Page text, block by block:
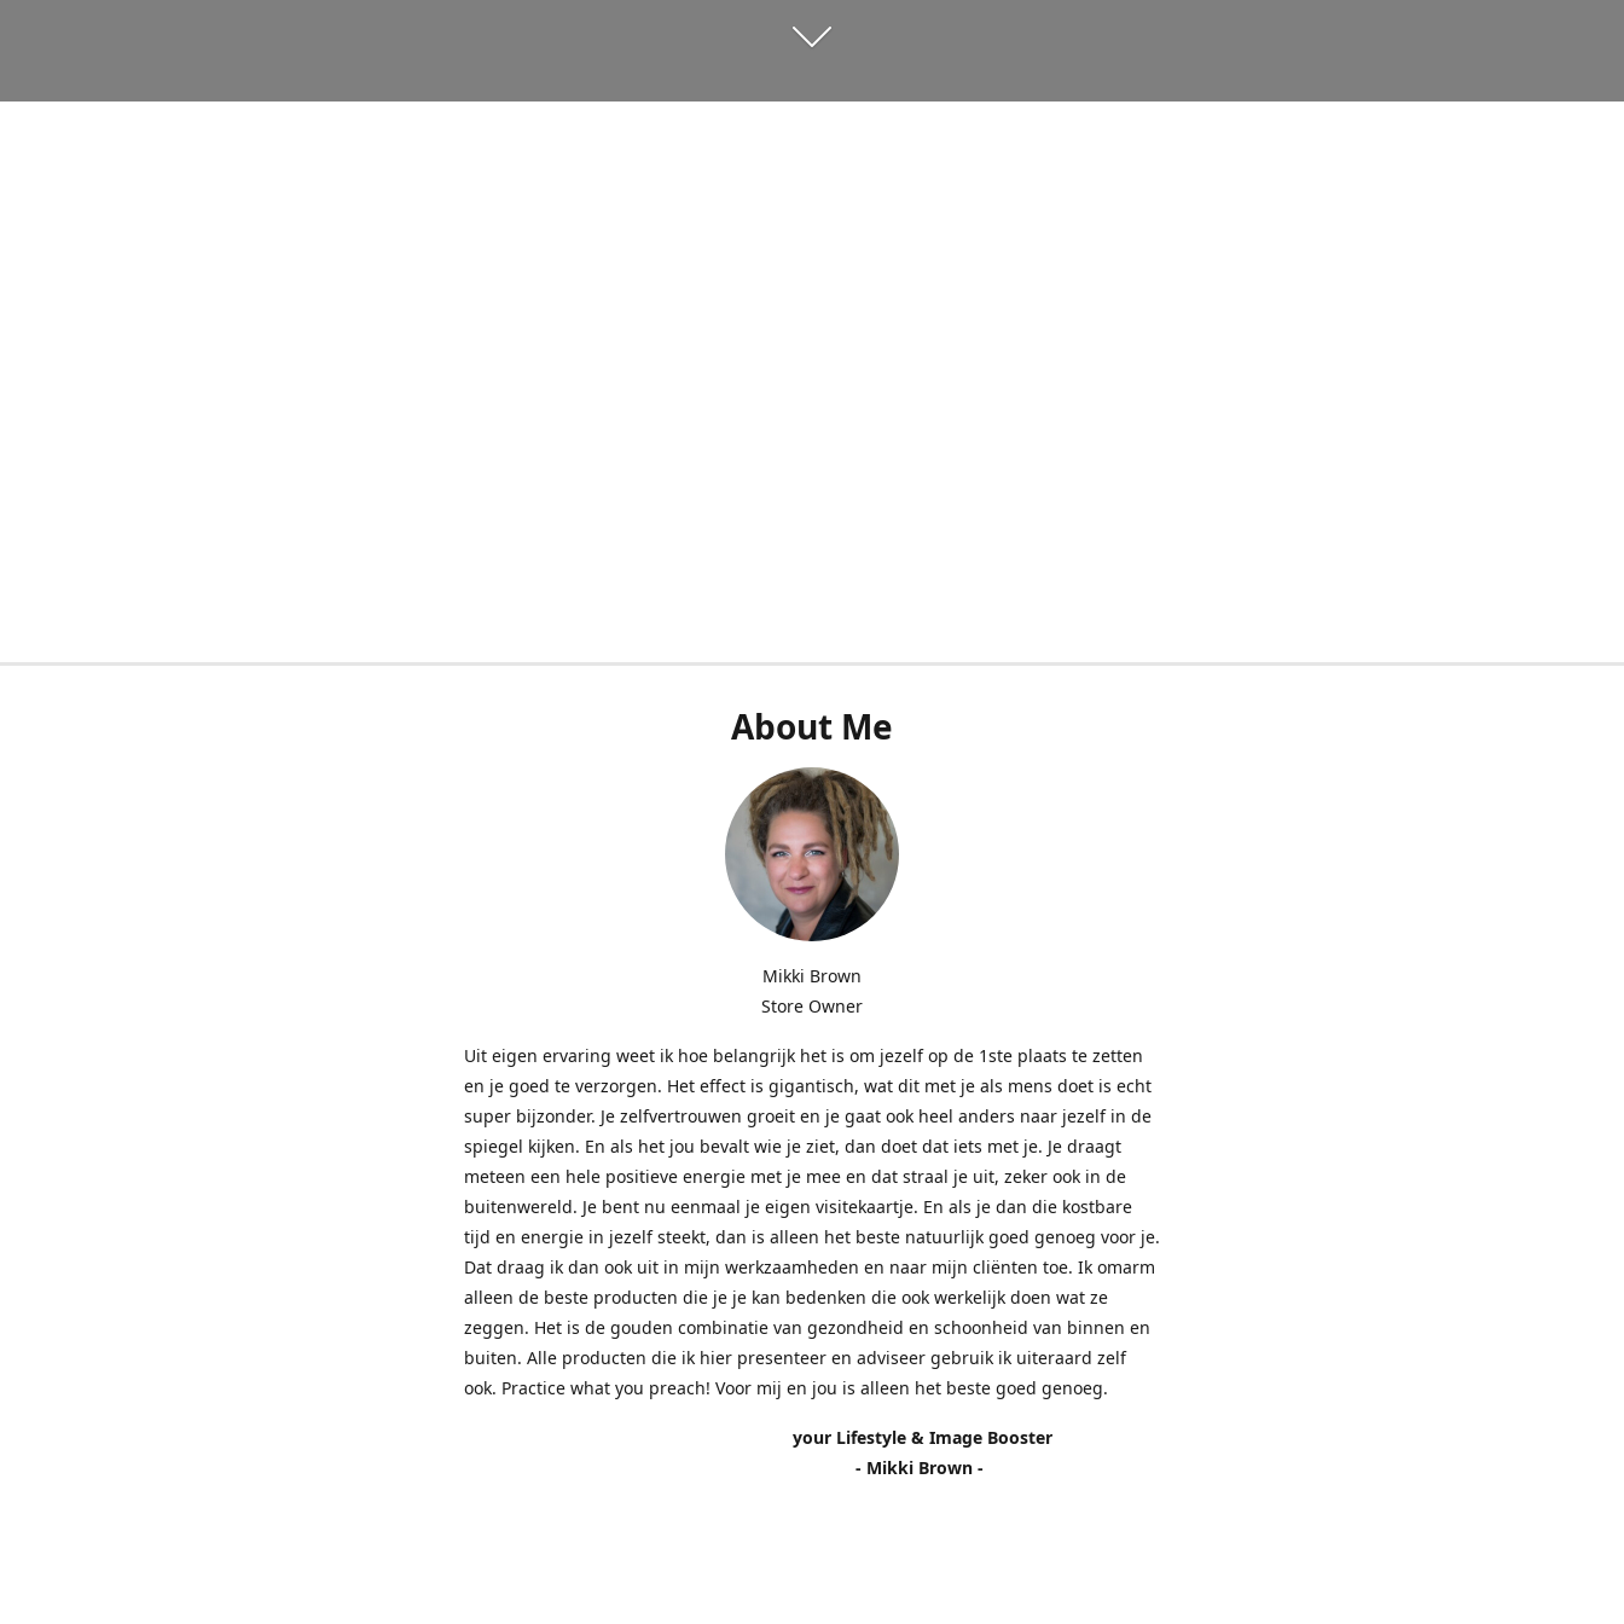
About Me
Mikki Brown
Store Owner
Uit eigen ervaring weet ik hoe belangrijk het is om jezelf op de 1ste plaats te zetten
en je goed te verzorgen. Het effect is gigantisch, wat dit met je als mens doet is echt
super bijzonder. Je zelfvertrouwen groeit en je gaat ook heel anders naar jezelf in de
spiegel kijken. En als het jou bevalt wie je ziet, dan doet dat iets met je. Je draagt
meteen een hele positieve energie met je mee en dat straal je uit, zeker ook in de
buitenwereld. Je bent nu eenmaal je eigen visitekaartje. En als je dan die kostbare
tijd en energie in jezelf steekt, dan is alleen het beste natuurlijk goed genoeg voor je.
Dat draag ik dan ook uit in mijn werkzaamheden en naar mijn cliënten toe. Ik omarm
alleen de beste producten die je je kan bedenken die ook werkelijk doen wat ze
zeggen. Het is de gouden combinatie van gezondheid en schoonheid van binnen en
buiten. Alle producten die ik hier presenteer en adviseer gebruik ik uiteraard zelf
ook. Practice what you preach! Voor mij en jou is alleen het beste goed genoeg.
your Lifestyle & Image Booster
- Mikki Brown -